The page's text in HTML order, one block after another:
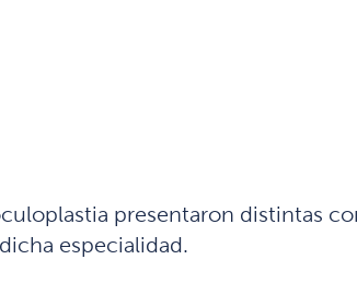
presentaron distintas
especialidad.